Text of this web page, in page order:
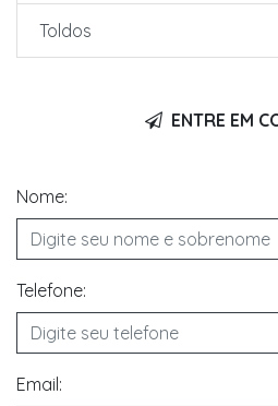
Toldos
ENTRE EM
Nome:
Telefone:
Email: